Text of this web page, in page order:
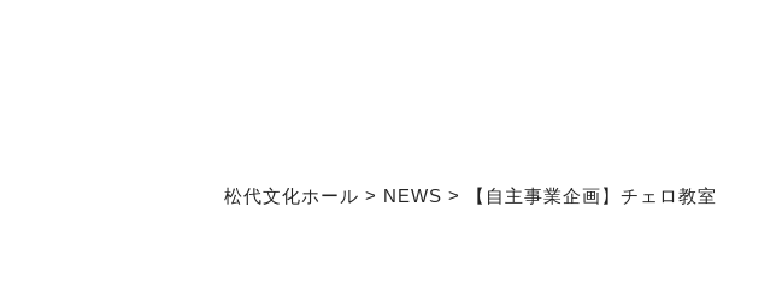
松代文化ホール > NEWS > 【自主事業企画】チェロ教室